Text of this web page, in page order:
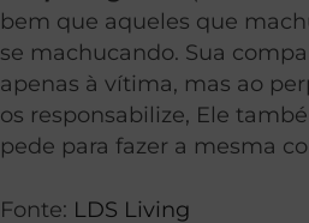
bem que aqueles que
se machucando. Sua
apenas à vítima, mas ao
os responsabilize, Ele
pede para fazer a mesma
Fonte: LDS Living